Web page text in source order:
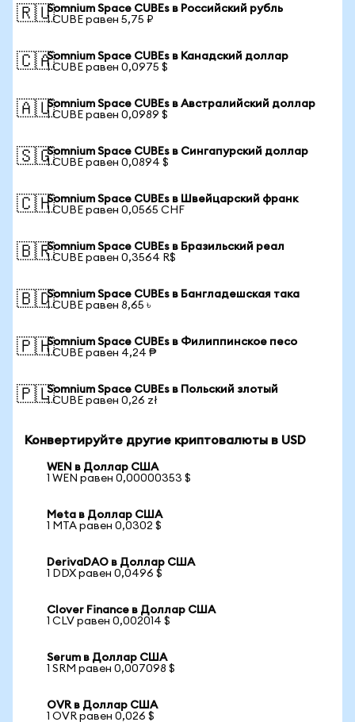
🇷🇺Somnium Space CUBEs в Российский рубль
1 CUBE равен 5,75 ₽
🇨🇦Somnium Space CUBEs в Канадский доллар
1 CUBE равен 0,0975 $
🇦🇺Somnium Space CUBEs в Австралийский доллар
1 CUBE равен 0,0989 $
🇸🇬Somnium Space CUBEs в Сингапурский доллар
1 CUBE равен 0,0894 $
🇨🇭Somnium Space CUBEs в Швейцарский франк
1 CUBE равен 0,0565 CHF
🇧🇷Somnium Space CUBEs в Бразильский реал
1 CUBE равен 0,3564 R$
🇧🇩Somnium Space CUBEs в Бангладешская така
1 CUBE равен 8,65 ৳
🇵🇭Somnium Space CUBEs в Филиппинское песо
1 CUBE равен 4,24 ₱
🇵🇱Somnium Space CUBEs в Польский злотый
1 CUBE равен 0,26 zł
Конвертируйте другие криптовалюты в USD
WEN в Доллар США
1 WEN равен 0,00000353 $
Meta в Доллар США
1 MTA равен 0,0302 $
DerivaDAO в Доллар США
1 DDX равен 0,0496 $
Clover Finance в Доллар США
1 CLV равен 0,002014 $
Serum в Доллар США
1 SRM равен 0,007098 $
OVR в Доллар США
1 OVR равен 0,026 $